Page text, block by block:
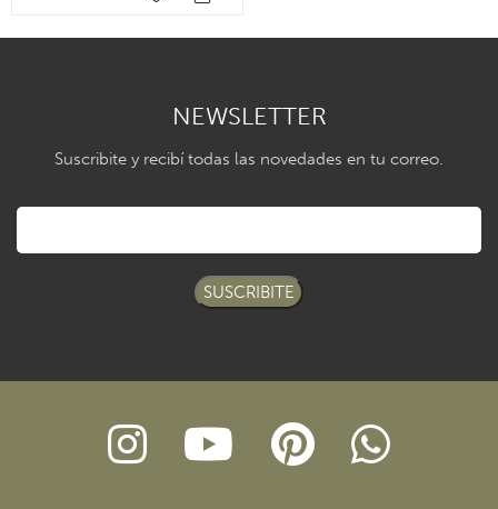
NEWSLETTER
Suscribite y recibí todas las novedades en tu correo.
SUSCRIBITE